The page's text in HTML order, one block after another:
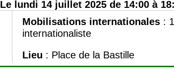
Le lundi 14 juillet 2025 de 14:00 à
Mobilisations internationales :
internationaliste
Lieu : Place de la Bastille